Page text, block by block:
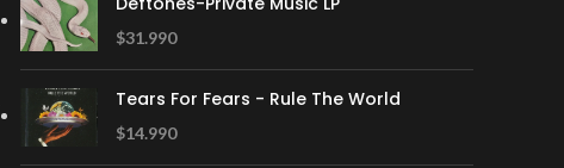
$31.990
Tears For Fears - Rule The World
$14.990